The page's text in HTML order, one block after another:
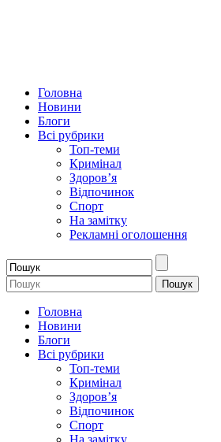
Головна
Новини
Блоги
Всі рубрики
Топ-теми
Кримінал
Здоров’я
Відпочинок
Спорт
На замітку
Рекламні оголошення
Головна
Новини
Блоги
Всі рубрики
Топ-теми
Кримінал
Здоров’я
Відпочинок
Спорт
На замітку